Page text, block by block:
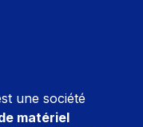
une société
matériel